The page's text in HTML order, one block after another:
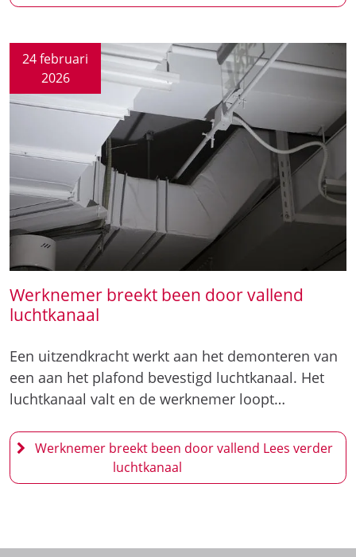
24 februari
2026
Werknemer breekt been door vallend
luchtkanaal
Een uitzendkracht werkt aan het demonteren van
een aan het plafond bevestigd luchtkanaal. Het
luchtkanaal valt en de werknemer loopt…
Werknemer breekt been door vallend
luchtkanaal